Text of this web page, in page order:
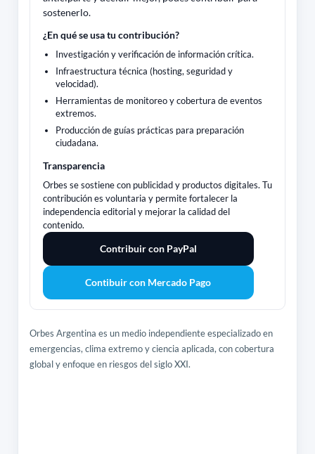
sostenerlo.
¿En qué se usa tu contribución?
Investigación y verificación de información crítica.
Infraestructura técnica (hosting, seguridad y
velocidad).
Herramientas de monitoreo y cobertura de eventos
extremos.
Producción de guías prácticas para preparación
ciudadana.
Transparencia
Orbes se sostiene con publicidad y productos digitales. Tu
contribución es voluntaria y permite fortalecer la
independencia editorial y mejorar la calidad del
contenido.
Contribuir con PayPal
Contibuir con Mercado Pago
Orbes Argentina es un medio independiente especializado en
emergencias, clima extremo y ciencia aplicada, con cobertura
global y enfoque en riesgos del siglo XXI.